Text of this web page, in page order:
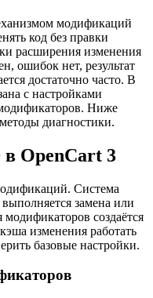
модификаций
код без правки
расширения изменения
ошибок нет, результат
достаточно часто. В
с настройками
Ниже
диагностики.
OpenCart 3
Система
замена или
создаётся
изменения работать
базовые настройки.